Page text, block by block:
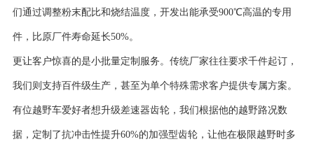
们通过调整粉末配比和烧结温度，开发出能承受900℃高温的专用
件，比原厂件寿命延长50%。
更让客户惊喜的是小批量定制服务。传统厂家往往要求千件起订，
我们则支持百件级生产，甚至为单个特殊需求客户提供专属方案。
有位越野车爱好者想升级差速器齿轮，我们根据他的越野路况数
据，定制了抗冲击性提升60%的加强型齿轮，让他在极限越野时多